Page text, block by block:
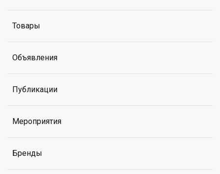
Товары
Объявления
Публикации
Мероприятия
Бренды